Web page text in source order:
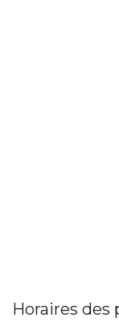
Horaires des